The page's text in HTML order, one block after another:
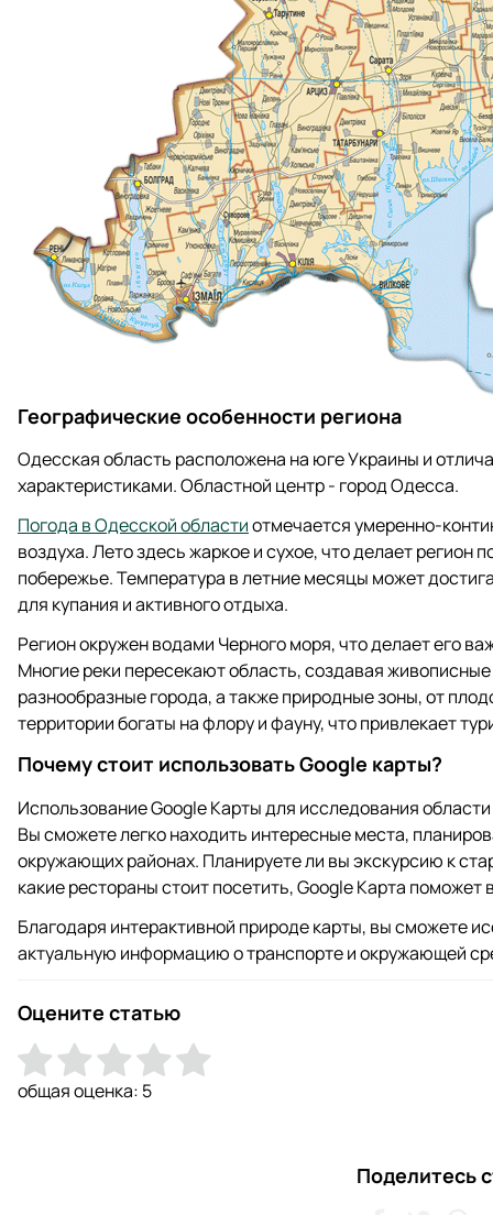
Географические особенности региона
Одесская область расположена на юге Украины и
характеристиками. Областной центр - город Одесса.
Погода в Одесской областиотмечается умеренно-
воздуха. Лето здесь жаркое и сухое, что делает
побережье. Температура в летние месяцы может
для купания и активного отдыха.
Регион окружен водами Черного моря, что делает его
Многие реки пересекают область, создавая
разнообразные города, а также природные зоны, от
территории богаты на флору и фауну, что привлекает
Почему стоит использовать Google карты?
Использование Google Карты для исследования
Вы сможете легко находить интересные места,
окружающих районах. Планируете ли вы экскурсию к
какие рестораны стоит посетить, Google Карта поможет
Благодаря интерактивной природе карты, вы сможете
актуальную информацию о транспорте и окружающей
Оцените статью
общая оценка: 5
Поделитесь